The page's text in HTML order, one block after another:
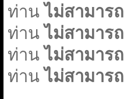
ท่านไม่สามารถ
ท่านไม่สามารถ
ท่านไม่สามารถ
ท่านไม่สามารถ